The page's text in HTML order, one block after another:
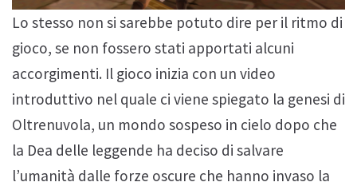
Lo stesso non si sarebbe potuto dire per il ritmo di
gioco, se non fossero stati apportati alcuni
accorgimenti. Il gioco inizia con un video
introduttivo nel quale ci viene spiegato la genesi di
Oltrenuvola, un mondo sospeso in cielo dopo che
la Dea delle leggende ha deciso di salvare
l’umanità dalle forze oscure che hanno invaso la